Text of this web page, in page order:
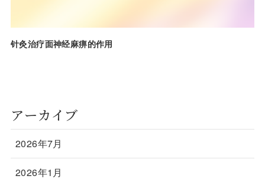
针灸治疗面神经麻痹的作用
アーカイブ
2026年7月
2026年1月